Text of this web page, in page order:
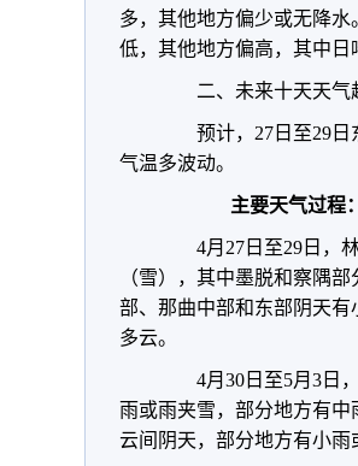
多，其他地方偏少或无降
低，其他地方偏高，其中
二、未来十天天气
预计，27日至29日
气温多波动。
主要天气过程：
4月27日至29日，林
（雪），其中墨脱和察隅
部、那曲中部和东部阴天
多云。
4月30日至5月3日，
雨或雨夹雪，部分地方有
云间阴天，部分地方有小